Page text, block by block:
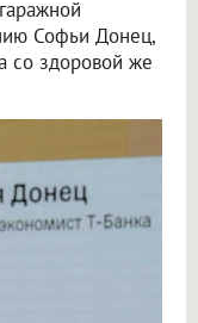
Софьи Донец,
со здоровой же